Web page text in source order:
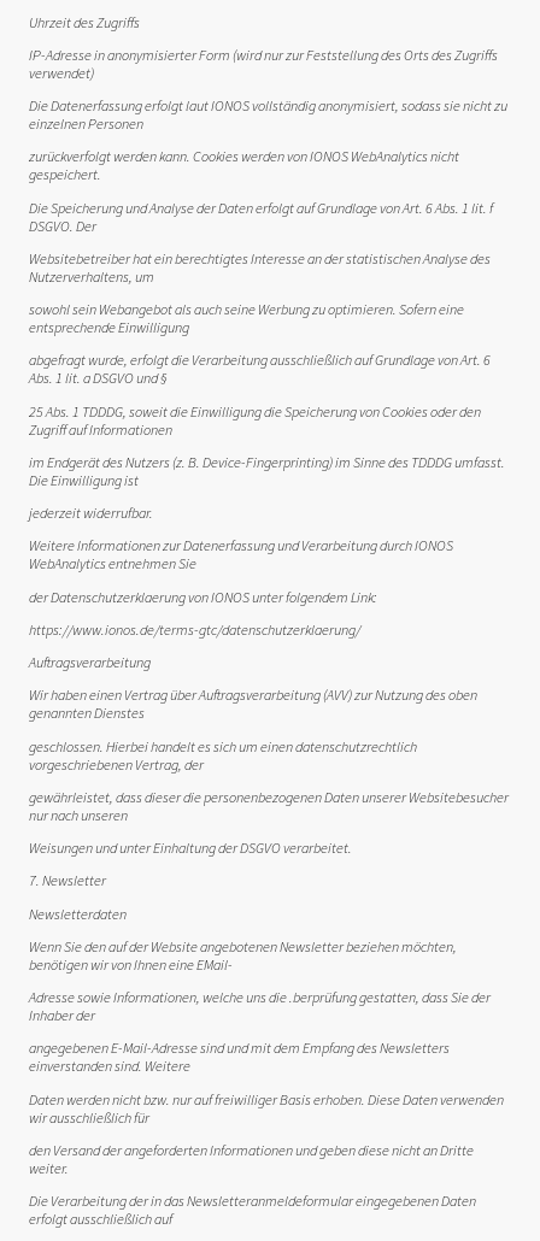
Uhrzeit des Zugriffs
IP-Adresse in anonymisierter Form (wird nur zur Feststellung des Orts des Zugriffs
verwendet)
Die Datenerfassung erfolgt laut IONOS vollständig anonymisiert, sodass sie nicht zu
einzelnen Personen
zurückverfolgt werden kann. Cookies werden von IONOS WebAnalytics nicht
gespeichert.
Die Speicherung und Analyse der Daten erfolgt auf Grundlage von Art. 6 Abs. 1 lit. f
DSGVO. Der
Websitebetreiber hat ein berechtigtes Interesse an der statistischen Analyse des
Nutzerverhaltens, um
sowohl sein Webangebot als auch seine Werbung zu optimieren. Sofern eine
entsprechende Einwilligung
abgefragt wurde, erfolgt die Verarbeitung ausschließlich auf Grundlage von Art. 6
Abs. 1 lit. a DSGVO und §
25 Abs. 1 TDDDG, soweit die Einwilligung die Speicherung von Cookies oder den
Zugriff auf Informationen
im Endgerät des Nutzers (z. B. Device-Fingerprinting) im Sinne des TDDDG umfasst.
Die Einwilligung ist
jederzeit widerrufbar.
Weitere Informationen zur Datenerfassung und Verarbeitung durch IONOS
WebAnalytics entnehmen Sie
der Datenschutzerklaerung von IONOS unter folgendem Link:
https://www.ionos.de/terms-gtc/datenschutzerklaerung/
Auftragsverarbeitung
Wir haben einen Vertrag über Auftragsverarbeitung (AVV) zur Nutzung des oben
genannten Dienstes
geschlossen. Hierbei handelt es sich um einen datenschutzrechtlich
vorgeschriebenen Vertrag, der
gewährleistet, dass dieser die personenbezogenen Daten unserer Websitebesucher
nur nach unseren
Weisungen und unter Einhaltung der DSGVO verarbeitet.
7. Newsletter
Newsletterdaten
Wenn Sie den auf der Website angebotenen Newsletter beziehen möchten,
benötigen wir von Ihnen eine EMail-
Adresse sowie Informationen, welche uns die .berprüfung gestatten, dass Sie der
Inhaber der
angegebenen E-Mail-Adresse sind und mit dem Empfang des Newsletters
einverstanden sind. Weitere
Daten werden nicht bzw. nur auf freiwilliger Basis erhoben. Diese Daten verwenden
wir ausschließlich für
den Versand der angeforderten Informationen und geben diese nicht an Dritte
weiter.
Die Verarbeitung der in das Newsletteranmeldeformular eingegebenen Daten
erfolgt ausschließlich auf